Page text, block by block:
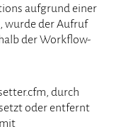
aufgrund einer
wurde der Aufruf
der Workflow-
durch
oder entfernt